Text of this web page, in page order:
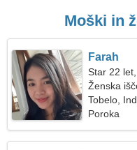
Moški in
Farah
Star 22
Ženska
Tobelo,
Poroka